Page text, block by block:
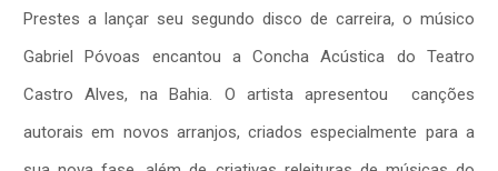
Prestes a lançar seu segundo disco de carreira, o músico
Gabriel Póvoas encantou a Concha Acústica do Teatro
Castro Alves, na Bahia. O artista apresentou canções
autorais em novos arranjos, criados especialmente para a